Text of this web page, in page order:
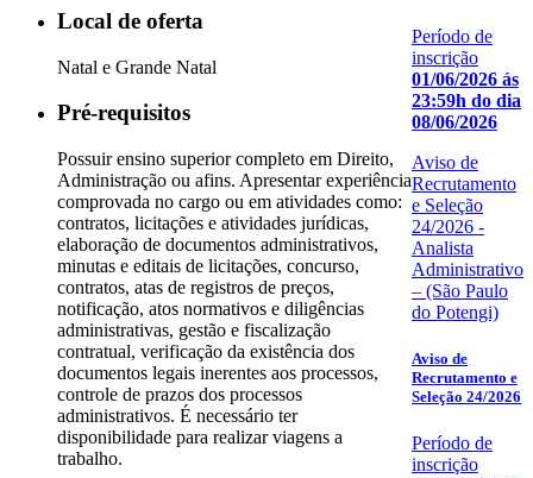
Local de oferta
Natal e Grande Natal
Pré-requisitos
Possuir ensino superior completo em Direito,
Administração ou afins. Apresentar experiência
comprovada no cargo ou em atividades como:
contratos, licitações e atividades jurídicas,
elaboração de documentos administrativos,
minutas e editais de licitações, concurso,
contratos, atas de registros de preços,
notificação, atos normativos e diligências
administrativas, gestão e fiscalização
contratual, verificação da existência dos
documentos legais inerentes aos processos,
controle de prazos dos processos
administrativos. É necessário ter
disponibilidade para realizar viagens a
trabalho.
Período de
inscrição
01/06/2026 ás
23:59h do dia
08/06/2026
Aviso de
Recrutamento
e Seleção
24/2026 -
Analista
Administrativo
– (São Paulo
do Potengi)
Aviso de
Recrutamento e
Seleção 24/2026
Período de
inscrição